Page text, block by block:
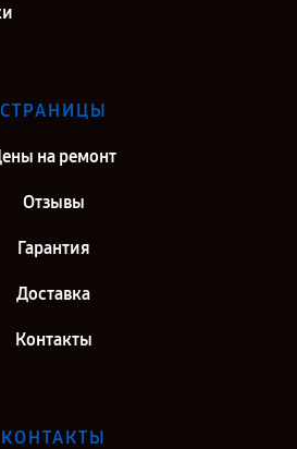
СТРАНИЦЫ
на ремонт
Отзывы
Гарантия
Доставка
Контакты
КОНТАКТЫ